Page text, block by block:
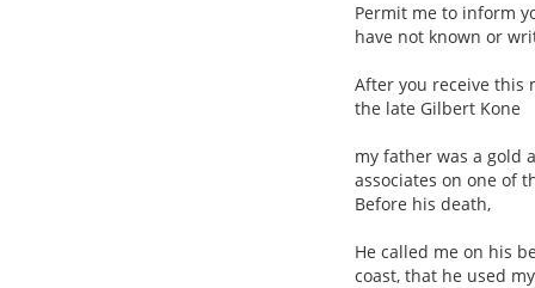
Permit me to inform
have not known or
After you receive this
the late Gilbert Kone
my father was a gold
associates on one of
Before his death,
He called me on his
coast, that he used